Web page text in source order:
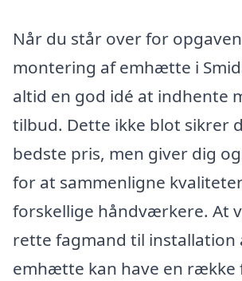
Når du står over for
montering af emhætte i
altid en god idé at indhente
tilbud. Dette ikke blot sikrer
bedste pris, men giver dig
for at sammenligne
forskellige håndværkere. At
rette fagmand til installation
emhætte kan have en række